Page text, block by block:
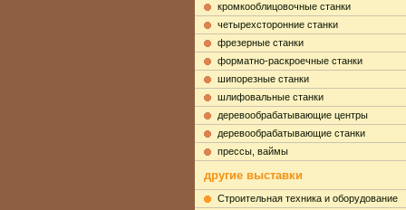
кромкооблицовочные станки
четырехсторонние станки
фрезерные станки
форматно-раскроечные станки
шипорезные станки
шлифовальные станки
деревообрабатывающие центры
деревообрабатывающие станки
прессы, ваймы
другие выставки
Строительная техника и оборудование